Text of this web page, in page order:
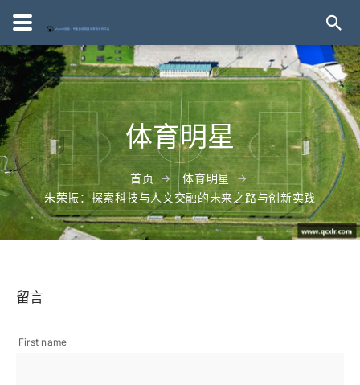
体育明星
首页
体育明星
朱荣振：探索科技与人文交融的未来之路与创新实践
留言
First name